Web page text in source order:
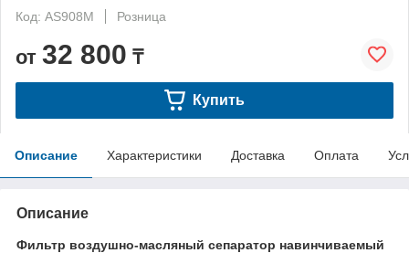
Код: AS908M
Розница
от 32 800 ₸
Купить
Описание Характеристики Доставка Оплата
Описание
Фильтр воздушно-масляный сепаратор навинчиваемый